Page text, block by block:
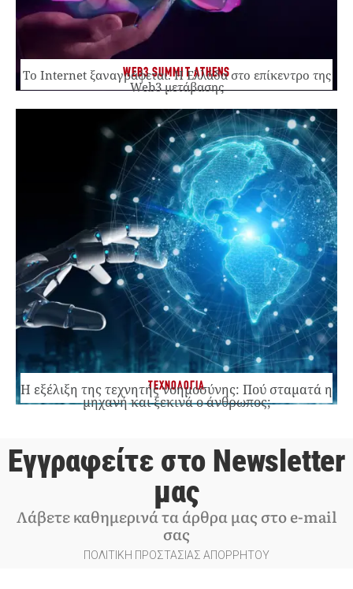
WEB3 SUMMIT ATHENS
Το Internet ξαναγράφεται. Η Ελλάδα στο επίκεντρο της
Web3 μετάβασης
ΤΕΧΝΟΛΟΓΙΑ
Η εξέλιξη της τεχνητής νοημοσύνης: Πού σταματά η
μηχανή και ξεκινά ο άνθρωπος;
Εγγραφείτε στο Newsletter
μας
Λάβετε καθημερινά τα άρθρα μας στο e-mail
σας
ΠΟΛΙΤΙΚΗ ΠΡΟΣΤΑΣΙΑΣ ΑΠΟΡΡΗΤΟΥ